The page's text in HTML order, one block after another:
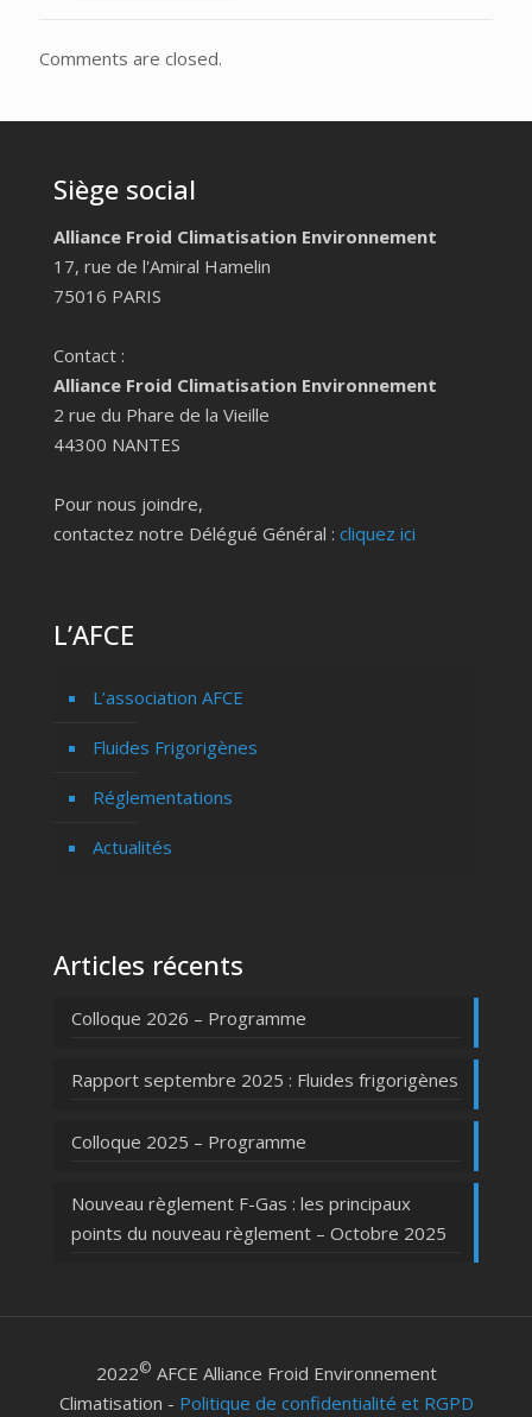
Comments are closed.
Siège social
Alliance Froid Climatisation Environnement
17, rue de l'Amiral Hamelin
75016 PARIS
Contact :
Alliance Froid Climatisation Environnement
2 rue du Phare de la Vieille
44300 NANTES
Pour nous joindre,
contactez notre Délégué Général : cliquez ici
L’AFCE
L’association AFCE
Fluides Frigorigènes
Réglementations
Actualités
Articles récents
Colloque 2026 – Programme
Rapport septembre 2025 : Fluides frigorigènes
Colloque 2025 – Programme
Nouveau règlement F-Gas : les principaux
points du nouveau règlement – Octobre 2025
2022© AFCE Alliance Froid Environnement
Climatisation - Politique de confidentialité et RGPD